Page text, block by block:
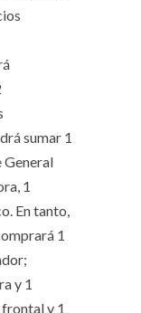
sumar 1
General
1
En tanto,
1
y 1
y 1